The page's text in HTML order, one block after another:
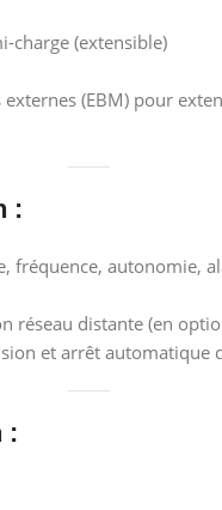
charge (extensible)
(EBM) pour
:
fréquence, autonomie,
réseau distante (en
et arrêt automatique
: